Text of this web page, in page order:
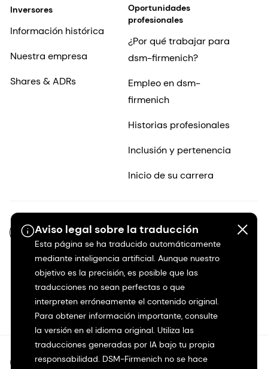
Aviso legal sobre la traducción
Esta página se ha traducido automáticamente
mediante inteligencia artificial. Aunque nuestro
objetivo es la precisión, es posible que las
traducciones no sean perfectas o que
interpreten erróneamente el contenido original.
Para obtener información importante, consulte
la versión en el idioma original. Utiliza las
traducciones generadas por IA bajo tu propia
responsabilidad. DSM-Firmenich no se hace
Inversores
Información histórica
Nuestra empresa
Shares & ADRs
Oportunidades
profesionales
¿Por qué trabajar para
dsm-firmenich?
Empleo en dsm-
firmenich
Historias profesionales
Inclusión y pertenencia
Inicio de su carrera
ES-MX
©2026 dsm-firmenich. Todos los derechos reservados.